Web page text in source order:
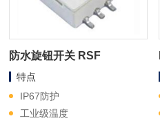
防水旋钮开关 RSF
特点
IP67防护
工业级温度